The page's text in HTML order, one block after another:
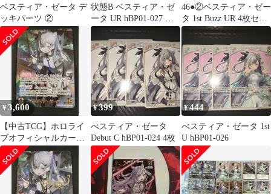
ベスティア・ゼータ デ
ッキパーツ ②
状態B ベスティア・ゼ
ータ UR hBP01-027 ★
ホロライブカードゲー
ム hololive ホロカ
46●②ベスティア・ゼー
タ 1st Buzz UR 4枚セッ
トNH0530-2
¥3,600
【中古TCG】ホロライ
ブオフィシャルカード
ゲーム ベスティア・ゼ
ータ(hBP07-002)(OUR)
【50-59】
¥399
べスティア・ゼータ
Debut C hBP01-024 4枚
¥444
べスティア・ゼータ 1st
U hBP01-026